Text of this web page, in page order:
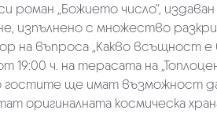
роман „Божието число“,
изпълнено с множество
на въпроса „Какво всъщност е
ч. на терасата на
гостите ще имат възможност
оригиналната космическа